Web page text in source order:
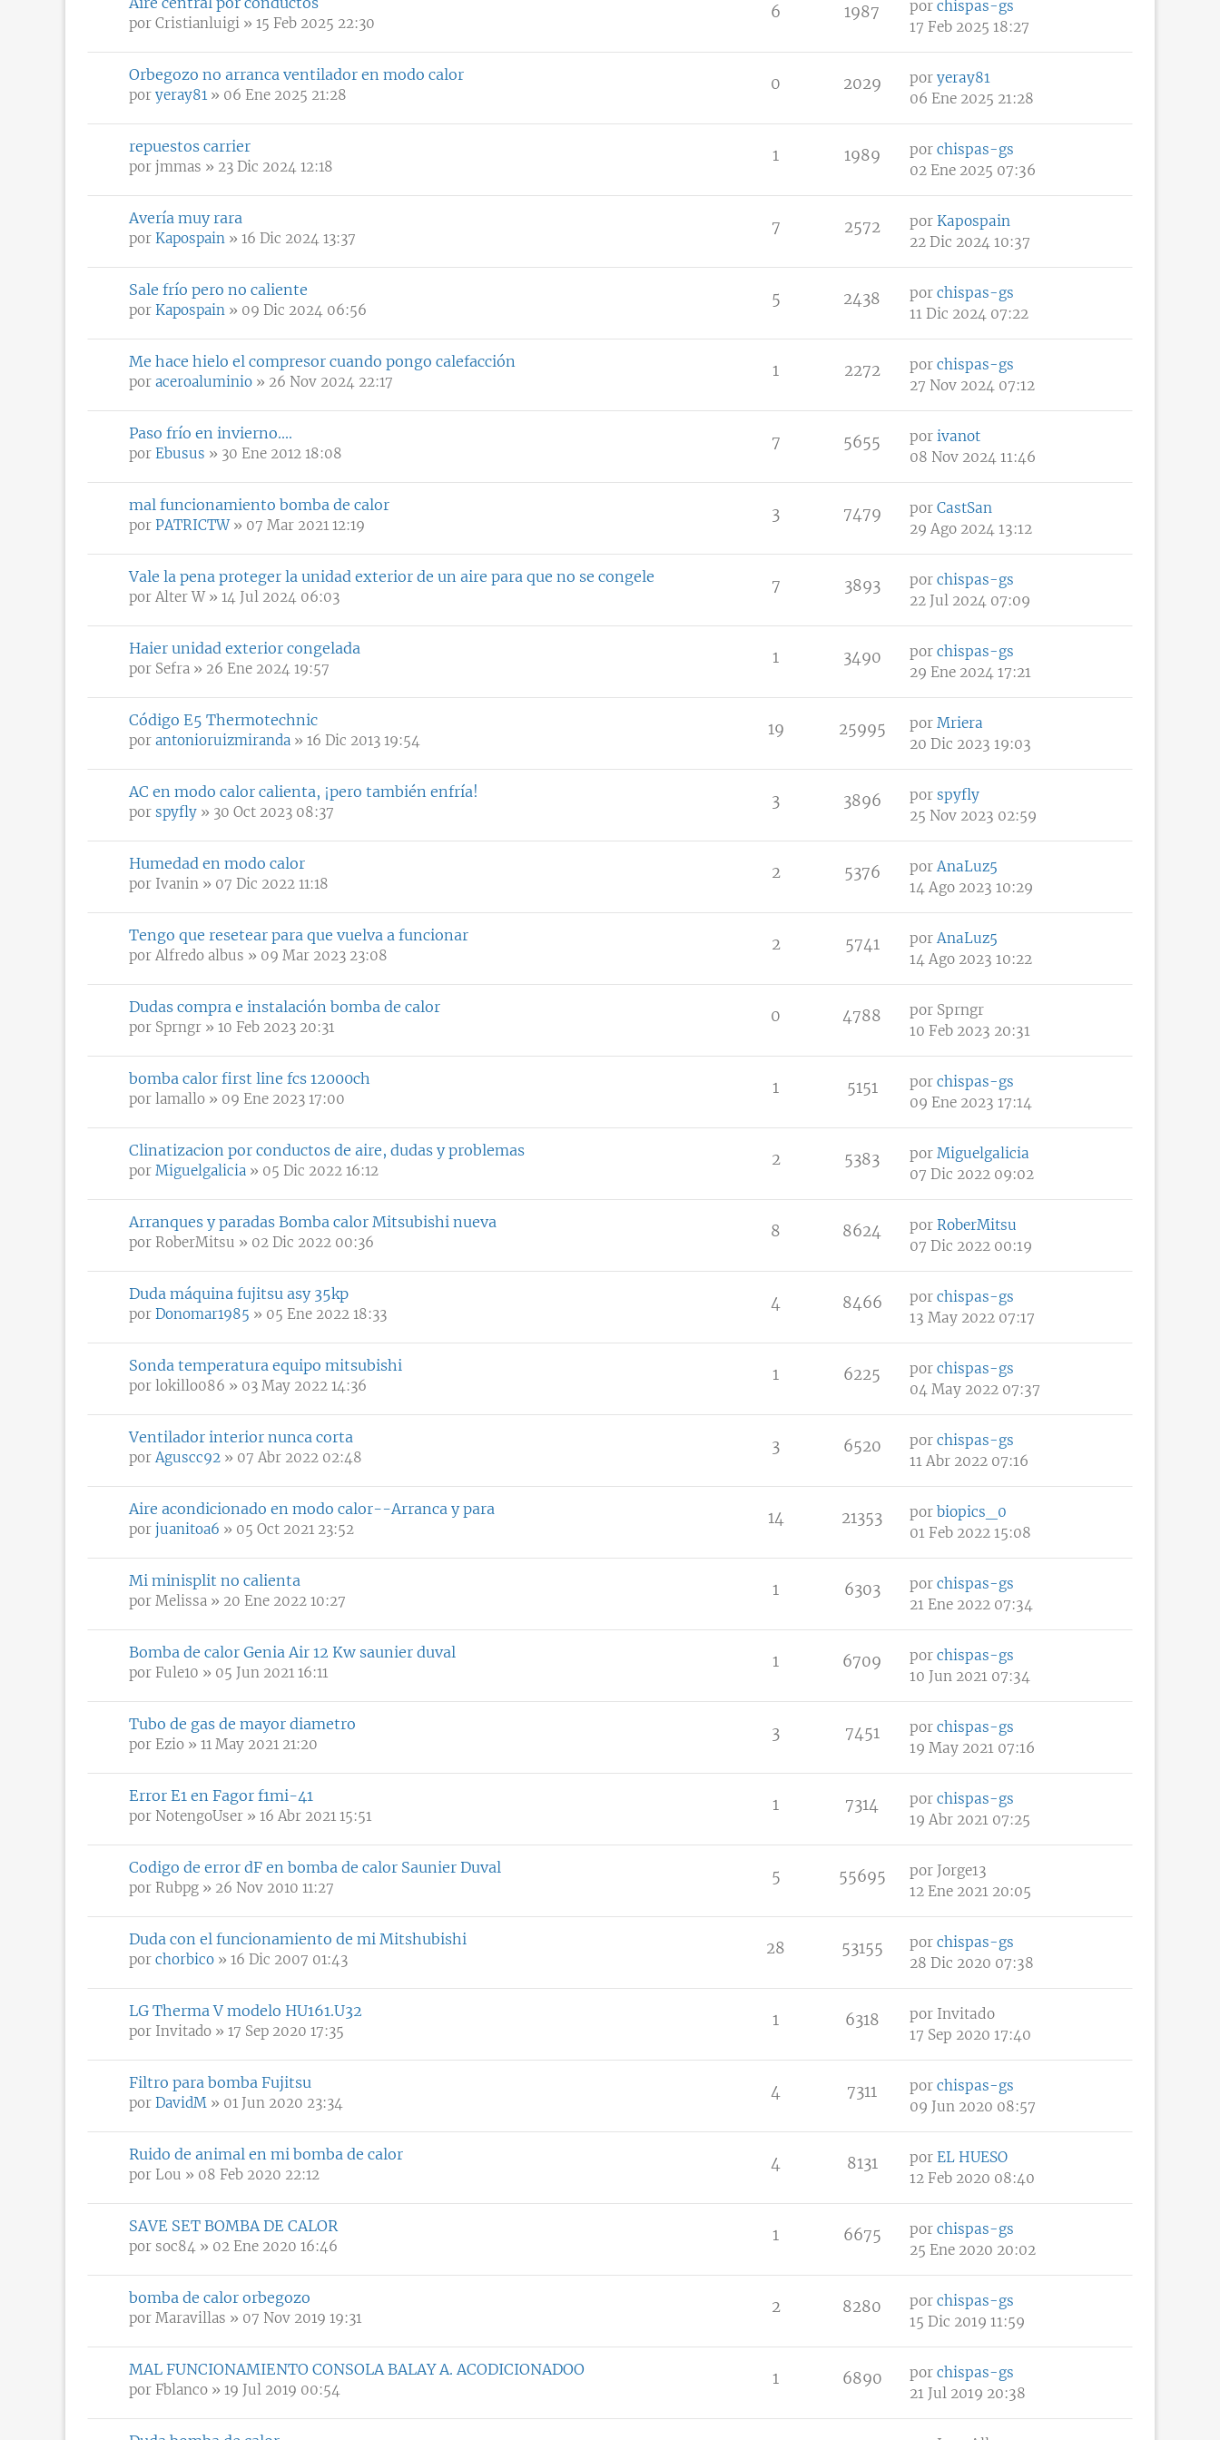
por Cristianluigi » 15 Feb 2025 22:30
6 1987 por chispas-gs
17 Feb 2025 18:27
Orbegozo no arranca ventilador en modo calor
por yeray81» 06 Ene 2025 21:28
0 2029 por yeray81
06 Ene 2025 21:28
repuestos carrier
por jmmas » 23 Dic 2024 12:18
1 1989 por chispas-gs
02 Ene 2025 07:36
Avería muy rara
por Kapospain » 16 Dic 2024 13:37
7 2572 por Kapospain
22 Dic 2024 10:37
Sale frío pero no caliente
por Kapospain » 09 Dic 2024 06:56
5 2438 por chispas-gs
11 Dic 2024 07:22
Me hace hielo el compresor cuando pongo calefacción
por aceroaluminio » 26 Nov 2024 22:17
1 2272 por chispas-gs
27 Nov 2024 07:12
Paso frío en invierno....
por Ebusus » 30 Ene 2012 18:08
7 5655 por ivanot
08 Nov 2024 11:46
mal funcionamiento bomba de calor
por PATRICTW» 07 Mar 2021 12:19
3 7479 por CastSan
29 Ago 2024 13:12
Vale la pena proteger la unidad exterior de un aire para que no se congele
por Alter W» 14 Jul 2024 06:03
7 3893 por chispas-gs
22 Jul 2024 07:09
Haier unidad exterior congelada
por Sefra » 26 Ene 2024 19:57
1 3490 por chispas-gs
29 Ene 2024 17:21
Código E5 Thermotechnic
por antonioruizmiranda » 16 Dic 2013 19:54
19 25995 por Mriera
20 Dic 2023 19:03
AC en modo calor calienta, ¡pero también enfría!
por spyfly » 30 Oct 2023 08:37
3 3896 por spyfly
25 Nov 2023 02:59
Humedad en modo calor
por Ivanin » 07 Dic 2022 11:18
2 5376 porAnaLuz5
14 Ago 2023 10:29
Tengo que resetear para que vuelva a funcionar
por Alfredo albus » 09 Mar 2023 23:08
2 5741 porAnaLuz5
14 Ago 2023 10:22
Dudas compra e instalación bomba de calor
por Sprngr » 10 Feb 2023 20:31
0 4788 por Sprngr
10 Feb 2023 20:31
bomba calor first line fcs 12000ch
por lamallo » 09 Ene 2023 17:00
1 5151 por chispas-gs
09 Ene 2023 17:14
Clinatizacion por conductos de aire, dudas y problemas
por Miguelgalicia » 05 Dic 2022 16:12
2 5383 por Miguelgalicia
07 Dic 2022 09:02
Arranques y paradas Bomba calor Mitsubishi nueva
por RoberMitsu » 02 Dic 2022 00:36
8 8624 por RoberMitsu
07 Dic 2022 00:19
Duda máquina fujitsu asy 35kp
por Donomar1985 » 05 Ene 2022 18:33
4 8466 por chispas-gs
13 May 2022 07:17
Sonda temperatura equipo mitsubishi
por lokillo086 » 03 May 2022 14:36
1 6225 por chispas-gs
04 May 2022 07:37
Ventilador interior nunca corta
porAguscc92 » 07 Abr 2022 02:48
3 6520 por chispas-gs
11 Abr 2022 07:16
Aire acondicionado en modo calor--Arranca y para
por juanitoa6 » 05 Oct 2021 23:52
14 21353 por biopics_0
01 Feb 2022 15:08
Mi minisplit no calienta
por Melissa » 20 Ene 2022 10:27
1 6303 por chispas-gs
21 Ene 2022 07:34
Bomba de calor Genia Air 12 Kw saunier duval
por Fule10 » 05 Jun 2021 16:11
1 6709 por chispas-gs
10 Jun 2021 07:34
Tubo de gas de mayor diametro
por Ezio » 11 May 2021 21:20
3 7451 por chispas-gs
19 May 2021 07:16
Error E1 en Fagor f1mi-41
por NotengoUser » 16 Abr 2021 15:51
1 7314 por chispas-gs
19 Abr 2021 07:25
Codigo de error dF en bomba de calor Saunier Duval
por Rubpg » 26 Nov 2010 11:27
5 55695 por Jorge13
12 Ene 2021 20:05
Duda con el funcionamiento de mi Mitshubishi
por chorbico » 16 Dic 2007 01:43
28 53155 por chispas-gs
28 Dic 2020 07:38
LG Therma V modelo HU161.U32
por Invitado » 17 Sep 2020 17:35
1 6318 por Invitado
17 Sep 2020 17:40
Filtro para bomba Fujitsu
por DavidM » 01 Jun 2020 23:34
4 7311 por chispas-gs
09 Jun 2020 08:57
Ruido de animal en mi bomba de calor
por Lou » 08 Feb 2020 22:12
4 8131 por EL HUESO
12 Feb 2020 08:40
SAVE SET BOMBA DE CALOR
por soc84 » 02 Ene 2020 16:46
1 6675 por chispas-gs
25 Ene 2020 20:02
bomba de calor orbegozo
por Maravillas » 07 Nov 2019 19:31
2 8280 por chispas-gs
15 Dic 2019 11:59
MAL FUNCIONAMIENTO CONSOLA BALAY A. ACODICIONADOO
por Fblanco » 19 Jul 2019 00:54
1 6890 por chispas-gs
21 Jul 2019 20:38